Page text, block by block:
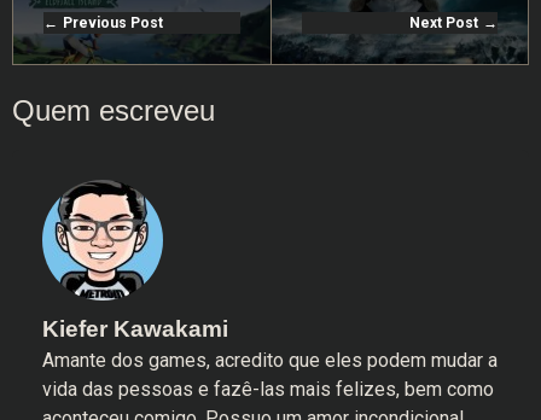
Previous Post Next Post
Kiefer Kawakami
Amante dos games, acredito que eles podem mudar a
vida das pessoas e fazê-las mais felizes, bem como